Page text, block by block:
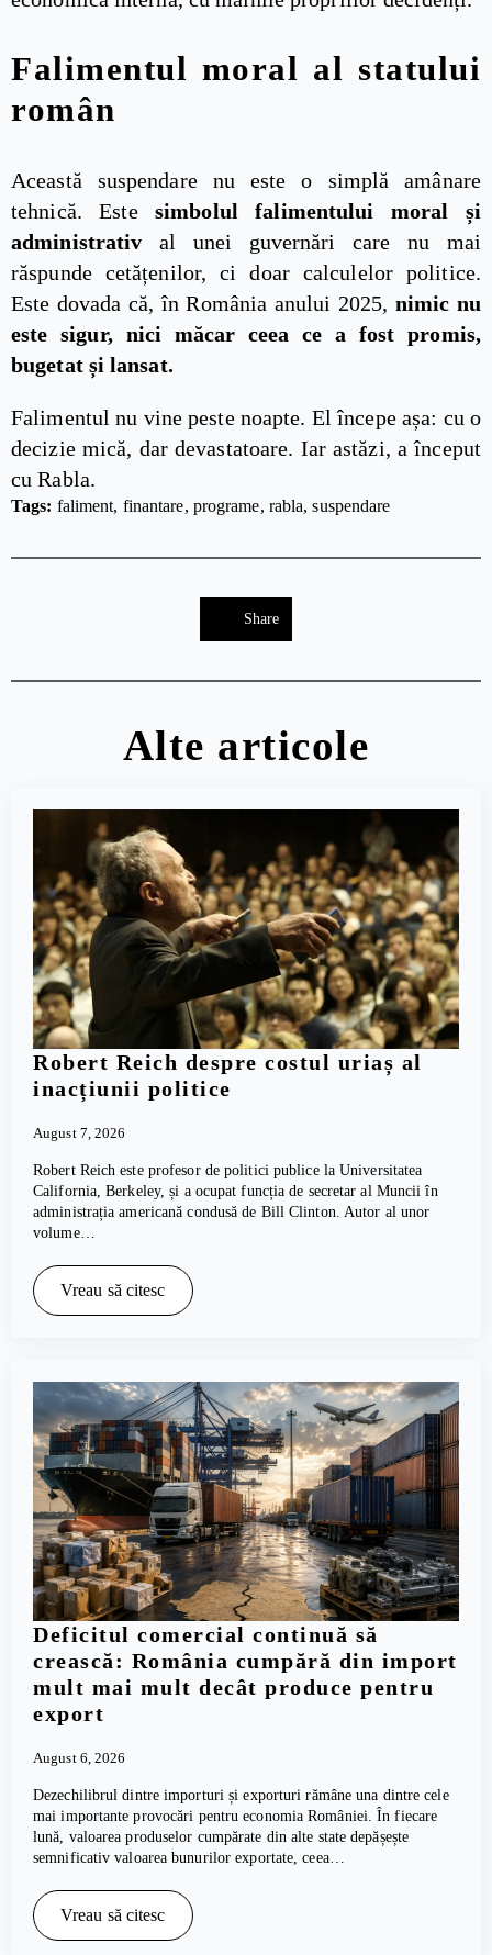
Falimentul moral al statului
român
Această suspendare nu este o simplă amânare
tehnică. Estesimbolul falimentului moral și
administrativ al unei guvernări care nu mai
răspunde cetățenilor, ci doar calculelor politice.
Este dovada că, în România anului 2025, nimic nu
este sigur, nici măcar ceea ce a fost promis,
bugetat și lansat.
Falimentul nu vine peste noapte. El începe așa: cu o
decizie mică, dar devastatoare. Iar astăzi, a început
cu Rabla.
Tags: faliment finantare programe rabla suspendare
Share
Alte articole
Robert Reich despre costul uriaș al
inacțiunii politice
August 7, 2026
Robert Reich este profesor de politici publice la Universitatea
California, Berkeley, și a ocupat funcția de secretar al Muncii în
administrația americană condusă de Bill Clinton. Autor al unor
volume…
Vreau să citesc
Deficitul comercial continuă să
crească: România cumpără din import
mult mai mult decât produce pentru
export
August 6, 2026
Dezechilibrul dintre importuri și exporturi rămâne una dintre cele
mai importante provocări pentru economia României. În fiecare
lună, valoarea produselor cumpărate din alte state depășește
semnificativ valoarea bunurilor exportate, ceea…
Vreau să citesc